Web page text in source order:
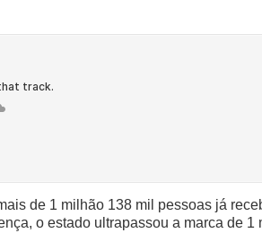
de 1 milhão 138 mil pessoas já
o estado ultrapassou a marca de 1